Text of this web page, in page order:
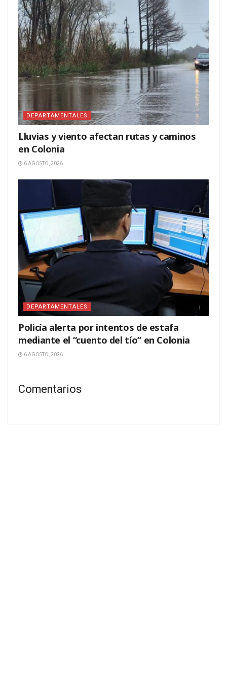
DEPARTAMENTALES
Lluvias y viento afectan rutas y caminos
en Colonia
6 AGOSTO, 2026
DEPARTAMENTALES
Policía alerta por intentos de estafa
mediante el “cuento del tío” en Colonia
6 AGOSTO, 2026
Comentarios